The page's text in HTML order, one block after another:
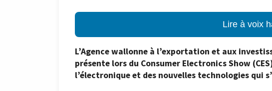
Lire à voix
L’Agence wallonne à l’exportation et aux
présente lors du Consumer Electronics Show
l’électronique et des nouvelles technologies qui